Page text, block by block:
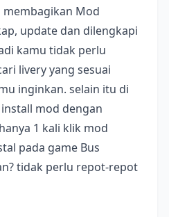
Mod
update dan dilengkapi
kamu tidak perlu
livery yang sesuai
inginkan. selain itu di
mod dengan
1 kali klik mod
pada game Bus
tidak perlu repot-repot